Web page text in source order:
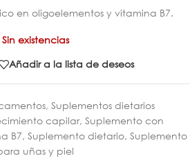
en oligoelementos y vitamina B7.
Sin existencias
Añadir a la lista de deseos
, Suplementos dietarios
capilar, Suplemento con
B7, Suplemento dietario, Suplemento
uñas y piel